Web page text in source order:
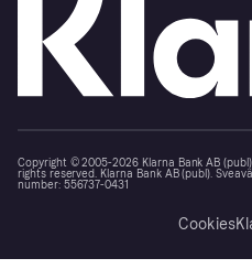
Copyright © 2005-2026 Klarna Bank AB
rights reserved. Klarna Bank AB (publ).
number: 556737-0431
Cookies